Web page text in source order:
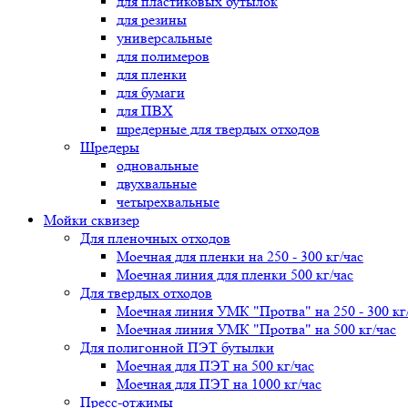
для резины
универсальные
для полимеров
для пленки
для бумаги
для ПВХ
шредерные для твердых отходов
Шредеры
одновальные
двухвальные
четырехвальные
Мойки сквизер
Для пленочных отходов
Моечная для пленки на 250 - 300 кг/час
Моечная линия для пленки 500 кг/час
Для твердых отходов
Моечная линия УМК "Протва" на 250 - 300
Моечная линия УМК "Протва" на 500 кг/час
Для полигонной ПЭТ бутылки
Моечная для ПЭТ на 500 кг/час
Моечная для ПЭТ на 1000 кг/час
Пресс-отжимы